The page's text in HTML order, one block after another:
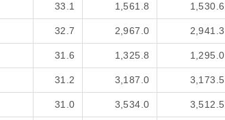
33.1 1,561.8 1,530.6
32.7 2,967.0 2,941.3
31.6 1,325.8 1,295.0
31.2 3,187.0 3,173.5
31.0 3,534.0 3,512.5